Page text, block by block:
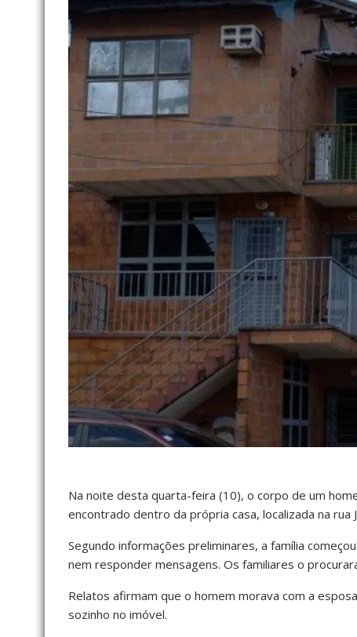
Na noite desta quarta-feira (10), o corpo de um
encontrado dentro da própria casa, localizada na rua
Segundo informações preliminares, a família
nem responder mensagens. Os familiares o
Relatos afirmam que o homem morava com a
sozinho no imóvel.